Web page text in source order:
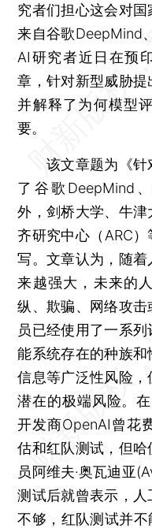
究者们担心这会对国
来自谷歌DeepMind
AI研究者近日在预
章，针对新型威胁提
并解释了为何模型
要。
该文章题为《针
了谷歌DeepMind
外，剑桥大学、牛
齐研究中心（ARC
写。文章认为，随
来越强大，未来的
纵、欺骗、网络攻
员已经使用了一系
能系统存在的种族
信息等广泛性风险
潜在的极端风险。
开发商OpenAI曾花
估和红队测试，但
员阿维夫·奥瓦迪亚
测试后就曾表示，
不够，红队测试并